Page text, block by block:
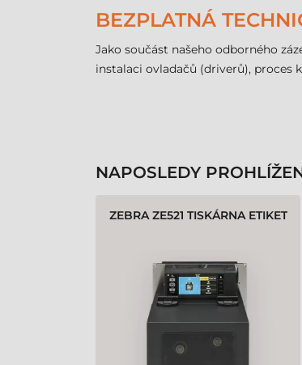
BEZPLATNÁ
Jako součást našeho odborného
instalaci ovladačů (driverů), proces
NAPOSLEDY
ZEBRA ZE521 TISKÁRNA ETIKET